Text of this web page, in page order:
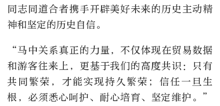
同志同道合者携手开辟美好未来的历史主动精
神和坚定的历史自信。
“马中关系真正的力量，不仅体现在贸易数据
和游客往来上，更基于我们的高度共识：只有
共同繁荣，才能实现持久繁荣；信任一旦生
根，必须悉心呵护、耐心培育、坚定维护。”